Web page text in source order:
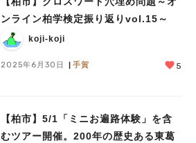
ンライン柏学検定振り返りvol.15～
koji-koji
2025年6月30日 手賀 5
【柏市】5/1「ミニお遍路体験」を含
むツアー開催。200年の歴史ある東葛